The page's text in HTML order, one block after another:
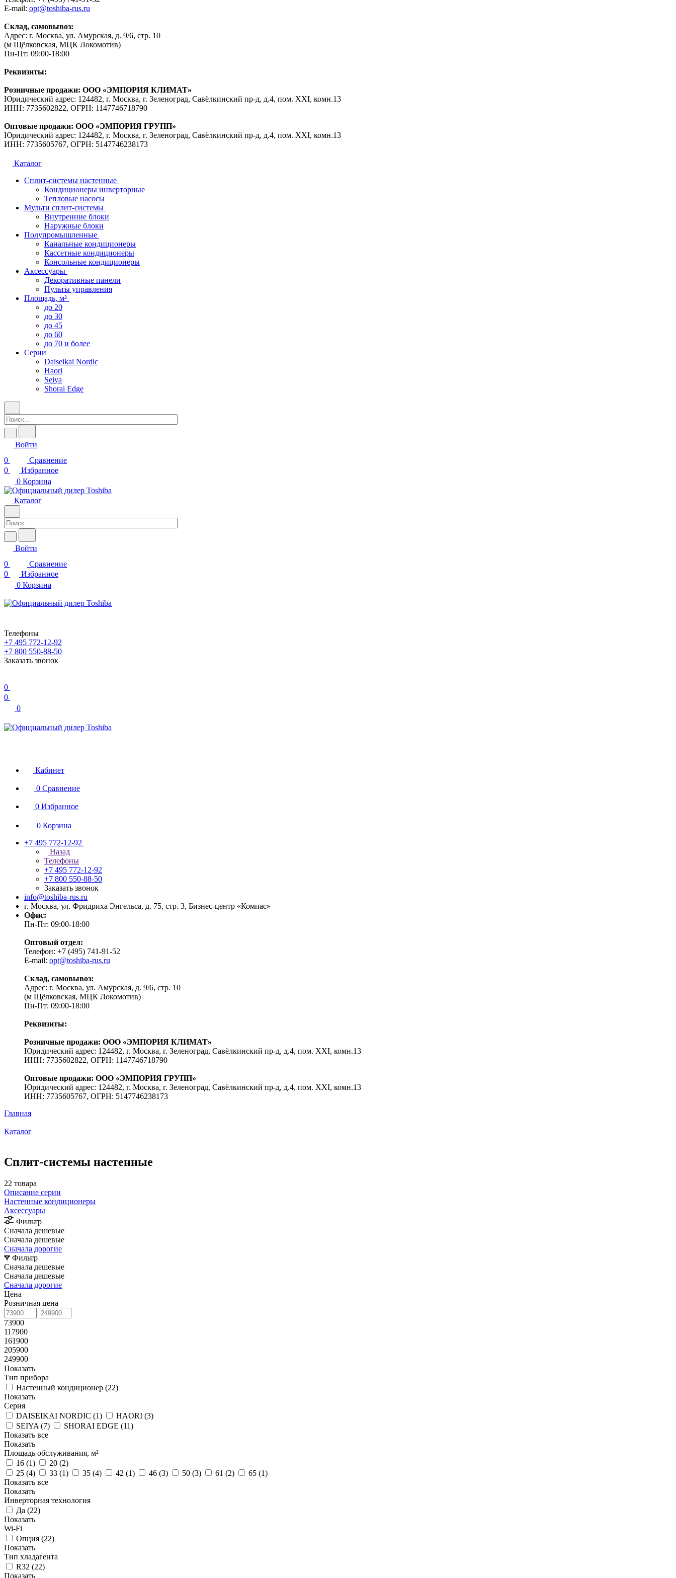
E-mail: opt@toshiba-rus.ru
Склад, самовывоз:
Адрес: г. Москва, ул. Амурская, д. 9/6, стр. 10
(м Щёлковская, МЦК Локомотив)
Пн-Пт: 09:00-18:00
Реквизиты:
Розничные продажи: ООО «ЭМПОРИЯ КЛИМАТ»
Юридический адрес: 124482, г. Москва, г. Зеленоград, Савёлкинский пр-д, д.4, пом. XXI, комн.13
ИНН: 7735602822, ОГРН: 1147746718790
Оптовые продажи: ООО «ЭМПОРИЯ ГРУПП»
Юридический адрес: 124482, г. Москва, г. Зеленоград, Савёлкинский пр-д, д.4, пом. XXI, комн.13
ИНН: 7735605767, ОГРН: 5147746238173
Каталог
Сплит-системы настенные
Кондиционеры инверторные
Тепловые насосы
Мульти сплит-системы
Внутренние блоки
Наружные блоки
Полупромышленные
Канальные кондиционеры
Кассетные кондиционеры
Консольные кондиционеры
Аксессуары
Декоративные панели
Пульты управления
Площадь, м²
до 20
до 30
до 45
до 60
до 70 и более
Серии
Daiseikai Nordic
Haori
Seiya
Shorai Edge
Войти
0
Сравнение
0
Избранное
0 Корзина
Каталог
Войти
0
Сравнение
0
Избранное
0 Корзина
Телефоны
+7 495 772-12-92
+7 800 550-88-50
Заказать звонок
0
0
0
Кабинет
0 Сравнение
0 Избранное
0 Корзина
+7 495 772-12-92
Назад
Телефоны
+7 495 772-12-92
+7 800 550-88-50
Заказать звонок
info@toshiba-rus.ru
г. Москва, ул. Фридриха Энгельса, д. 75, стр. 3, Бизнес-центр «Компас»
Офис:
Пн-Пт: 09:00-18:00
Оптовый отдел:
Телефон: +7 (495) 741-91-52
E-mail: opt@toshiba-rus.ru
Склад, самовывоз:
Адрес: г. Москва, ул. Амурская, д. 9/6, стр. 10
(м Щёлковская, МЦК Локомотив)
Пн-Пт: 09:00-18:00
Реквизиты:
Розничные продажи: ООО «ЭМПОРИЯ КЛИМАТ»
Юридический адрес: 124482, г. Москва, г. Зеленоград, Савёлкинский пр-д, д.4, пом. XXI, комн.13
ИНН: 7735602822, ОГРН: 1147746718790
Оптовые продажи: ООО «ЭМПОРИЯ ГРУПП»
Юридический адрес: 124482, г. Москва, г. Зеленоград, Савёлкинский пр-д, д.4, пом. XXI, комн.13
ИНН: 7735605767, ОГРН: 5147746238173
Главная
Каталог
Сплит-системы настенные
22 товара
Описание серии
Настенные кондиционеры
Аксессуары
Фильтр
Сначала дешевые
Сначала дешевые
Сначала дорогие
Фильтр
Сначала дешевые
Сначала дешевые
Сначала дорогие
Цена
Розничная цена
73900
117900
161900
205900
249900
Показать
Тип прибора
Настенный кондиционер (22)
Показать
Серия
DAISEIKAI NORDIC (1) HAORI (3)
SEIYA (7) SHORAI EDGE (11)
Показать все
Показать
Площадь обслуживания, м²
16 (1) 20 (2)
25 (4) 33 (1) 35 (4) 42 (1) 46 (3) 50 (3) 61 (2) 65 (1)
Показать все
Показать
Инверторная технология
Да (22)
Показать
Wi-Fi
Опция (22)
Показать
Тип хладагента
R32 (22)
Показать